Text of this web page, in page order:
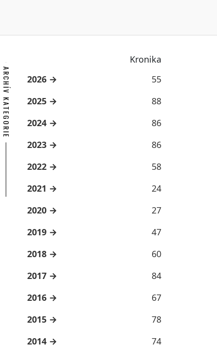
Kronika
ARCHÍV KATEGORIE 2026
55
2025
88
2024
86
2023
86
2022
58
2021
24
2020
27
2019
47
2018
60
2017
84
2016
67
2015
78
2014
74